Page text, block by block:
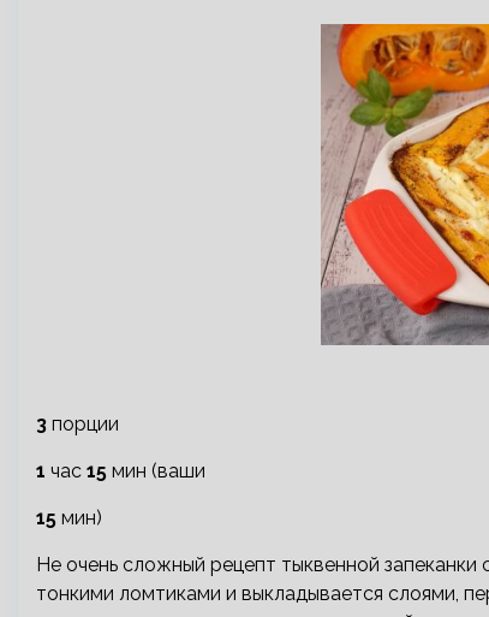
3 порции
1 час 15 мин (ваши
15 мин)
Не очень сложный рецепт тыквенной
тонкими ломтиками и выкладывается слоями,